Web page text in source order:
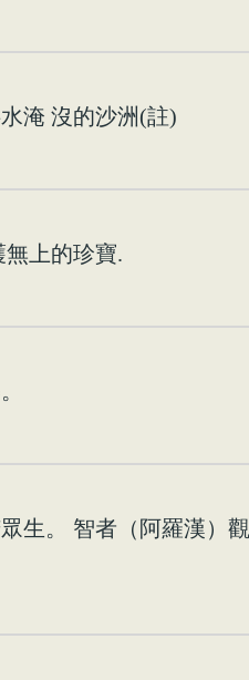
淹 沒的沙洲(註)
上的珍寶.
生。 智者（阿羅漢）